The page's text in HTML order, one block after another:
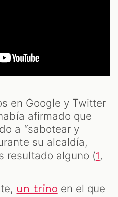
en Google y Twitter
afirmado que
a “sabotear y
su alcaldía,
resultado alguno (1,
un trino en el que